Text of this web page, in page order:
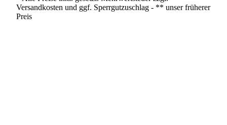
Versandkosten und ggf. Sperrgutzuschlag - ** unser früherer
Preis